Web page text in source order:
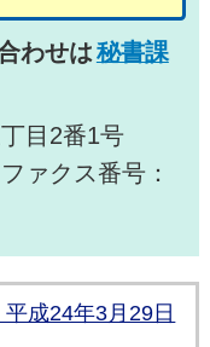
わせは秘書課
目2番1号
ァクス番号：
成24年3月29日